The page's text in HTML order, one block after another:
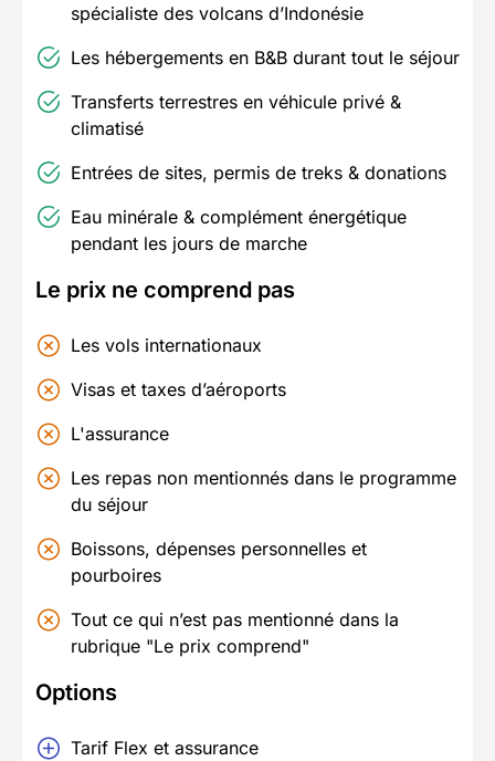
spécialiste des volcans d’Indonésie
Les hébergements en B&B durant tout le séjour
Transferts terrestres en véhicule privé &
climatisé
Entrées de sites, permis de treks & donations
Eau minérale & complément énergétique
pendant les jours de marche
Le prix ne comprend pas
Les vols internationaux
Visas et taxes d’aéroports
L'assurance
Les repas non mentionnés dans le programme
du séjour
Boissons, dépenses personnelles et
pourboires
Tout ce qui n’est pas mentionné dans la
rubrique "Le prix comprend"
Options
Tarif Flex et assurance